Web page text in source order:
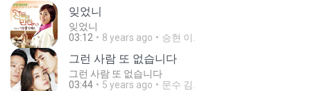
잊었니
잊었니
03:12
8 years ago 승현 이.
그런 사람 또 없습니다
그런 사람 또 없습니다
03:44
5 years ago 문수 김.